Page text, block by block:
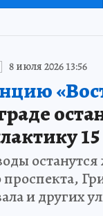
8 июля 2026 13:56
и других